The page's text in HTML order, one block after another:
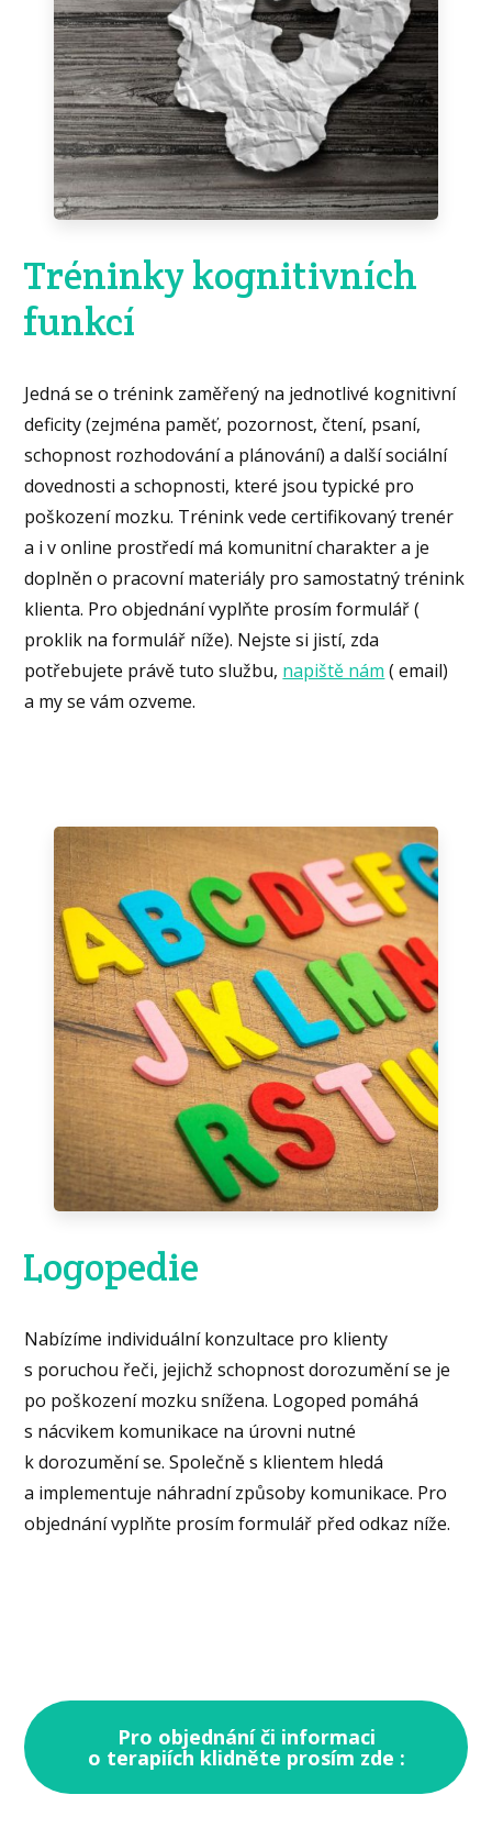
Tréninky kognitivních
funkcí
Jedná se o trénink zaměřený na jednotlivé kognitivní
deficity (zejména paměť, pozornost, čtení, psaní,
schopnost rozhodování a plánování) a další sociální
dovednosti a schopnosti, které jsou typické pro
poškození mozku. Trénink vede certifikovaný trenér
a i v online prostředí má komunitní charakter a je
doplněn o pracovní materiály pro samostatný trénink
klienta. Pro objednání vyplňte prosím formulář (
proklik na formulář níže). Nejste si jistí, zda
potřebujete právě tuto službu, napiště nám ( email)
a my se vám ozveme.
Logopedie
Nabízíme individuální konzultace pro klienty
s poruchou řeči, jejichž schopnost dorozumění se je
po poškození mozku snížena. Logoped pomáhá
s nácvikem komunikace na úrovni nutné
k dorozumění se. Společně s klientem hledá
a implementuje náhradní způsoby komunikace. Pro
objednání vyplňte prosím formulář před odkaz níže.
Pro objednání či informaci
o terapiích klidněte prosím zde :